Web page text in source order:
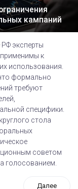
кампаний
эксперты
применимы к
использования.
формально
требуют
специфики.
стола
советом
голосованием.
Далее